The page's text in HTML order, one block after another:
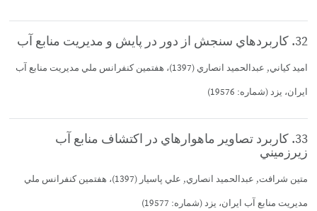
32. كاربردهاي سنجش از دور در پايش و مديريت منابع آب
اميد كياني, عبدالحميد انصاري (1397)، هفتمين كنفرانس ملي مديريت منابع آب
ايران، يزد (شماره: 19576)
33. كاربرد تصاوير ماهوارهاي در اكتشاف منابع آب
زيرزميني
متين شرافت, عبدالحميد انصاري, علي پاسيار (1397)، هفتمين كنفرانس ملي
مديريت منابع آب ايران، يزد (شماره: 19577)